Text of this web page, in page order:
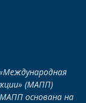
(МАПП)
основана на